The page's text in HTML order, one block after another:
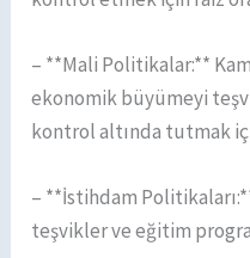
– **Mali Politikalar:**
ekonomik büyümeyi
kontrol altında tutmak
– **İstihdam
teşvikler ve eğitim